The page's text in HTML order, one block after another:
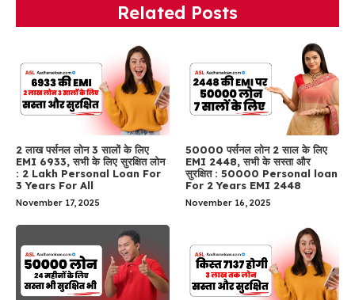
Related Posts
2 लाख पर्सनल लोन 3 सालों के लिए
EMI 6933, सभी के लिए सुरक्षित लोन
: 2 Lakh Personal Loan For
3 Years For All
November 17, 2025
50000 पर्सनल लोन 2 साल के लिए
EMI 2448, सभी के सस्ता और
सुरक्षित : 50000 Personal loan
For 2 Years EMI 2448
November 16, 2025